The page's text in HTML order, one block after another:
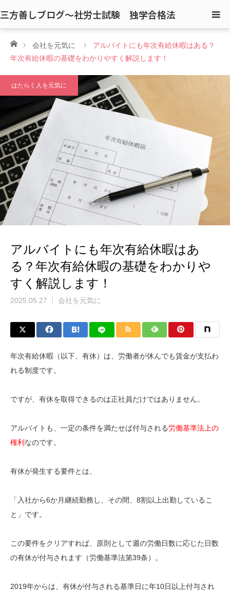
三方善しブログ〜社労士試験 独学合格法
ホーム会社を元気に
アルバイトにも年次有給休暇はある？
年次有給休暇の基礎をわかりやすく解説します！
はたらく人を元気に
アルバイトにも年次有給休暇はあ
る？年次有給休暇の基礎をわかりや
すく解説します！
2025.05.27 会社を元気に
年次有給休暇（以下、有休）は、労働者が休んでも賃金が支払わ
れる制度です。
ですが、有休を取得できるのは正社員だけではありません。
アルバイトも、一定の条件を満たせば付与される労働基準法上の
権利 なのです。
有休が発生する要件とは、
「入社から6か月継続勤務し、その間、8割以上出勤しているこ
と」です。
この要件をクリアすれば、原則として週の労働日数に応じた日数
の有休が付与されます（労働基準法第39条）。
2019年からは、有休が付与される基準日に年10日以上付与され